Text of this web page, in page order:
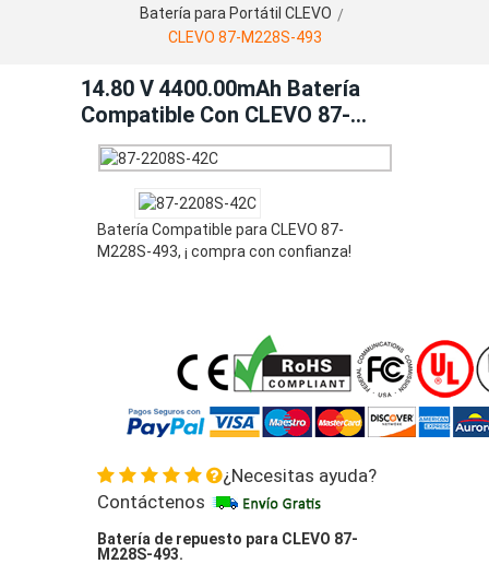
Batería para Portátil CLEVO
CLEVO 87-M228S-493
14.80 V 4400.00mAh Batería
Compatible Con CLEVO 87-
M228S-493
Batería Compatible para CLEVO 87-
M228S-493, ¡ compra con confianza!
¿Necesitas ayuda?
Contáctenos
Batería de repuesto para CLEVO 87-
M228S-493.